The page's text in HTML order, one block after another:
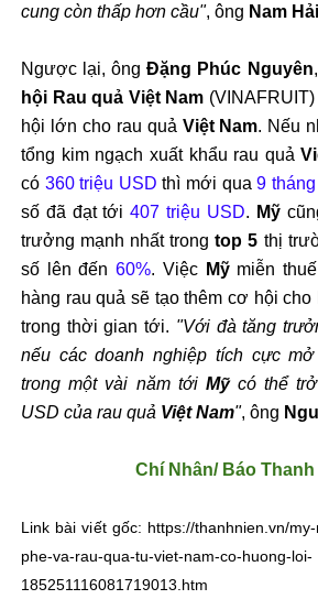
cung còn thấp hơn cầu", ông Nam Hải
Ngược lại,ôngĐặng Phúc Nguyên,
hội Rau quả Việt Nam (VINAFRUIT)
hội lớn cho rau quả Việt Nam. Nếu
tổng kim ngạch xuất khẩu rau quả
có 360 triệu USD thì mới qua9 tháng
số đã đạt tới407 triệu USD. Mỹ c
trưởng mạnh nhất trongtop 5 thị trư
số l ênđến 60%. Việc Mỹmiễn thuế
hàng rau quả sẽ tạo thêm cơ hội cho
trong thời gian tới. "Với đà tăng trư
nếu các doanh nghiệp tích cực
trong một vài năm tới Mỹcó thể
USD của rau quả Việt Nam", ông
Chí Nhân/ Báo Thanh
Link bài viết gốc: https://thanhnien.vn/
phe-va-rau-qua-tu-viet-nam-co-huong-loi-
185251116081719013. htm